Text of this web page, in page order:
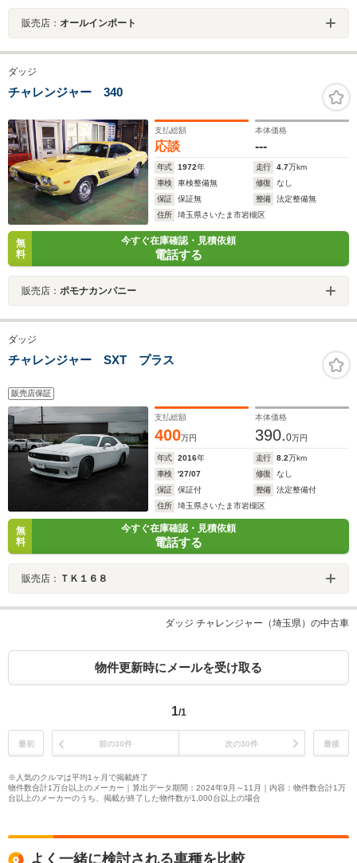
販売店： オールインポート
ダッジ
チャレンジャー 340
支払総額
応談
本体価格
---
年式 1972年 走行 4.7万km
車検
車検整備無 修復
なし
保証
保証無 整備
法定整備無
住所
埼玉県さいたま市岩槻区
無
料
今すぐ在庫確認・見積依頼
電話する
販売店： ポモナカンパニー
ダッジ
チャレンジャー SXT プラス
販売店保証
支払総額
400万円
本体価格
390.0万円
年式 2016年 走行 8.2万km
車検
'27/07 修復
なし
保証
保証付 整備
法定整備付
住所
埼玉県さいたま市岩槻区
無
料
今すぐ在庫確認・見積依頼
電話する
販売店： ＴＫ１６８
ダッジ チャレンジャー（埼玉県）の中古車
物件更新時にメールを受け取る
1/1
最初 前の30件 次の30件 最後
※人気のクルマは平均1ヶ月で掲載終了
物件数合計1万台以上のメーカー｜算出データ期間：2024年9月～11月｜内容：物件数合計1万
台以上のメーカーのうち、掲載が終了した物件数が1,000台以上の場合
よく一緒に検討される車種を比較